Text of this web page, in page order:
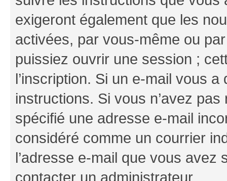
exigeront également que les
activées, par vous-même ou
puissiez ouvrir une session ;
l’inscription. Si un e-mail vous
instructions. Si vous n’avez
spécifié une adresse e-mail
considéré comme un courrier
l’adresse e-mail que vous
contacter un administrateur.